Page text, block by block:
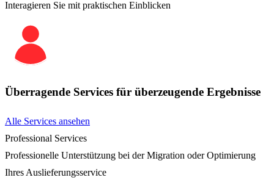
Interagieren Sie mit praktischen Einblicken
Überragende Services für überzeugende Ergebnisse
Alle Services ansehen
Professional Services
Professionelle Unterstützung bei der Migration oder Optimierung
Ihres Auslieferungsservice